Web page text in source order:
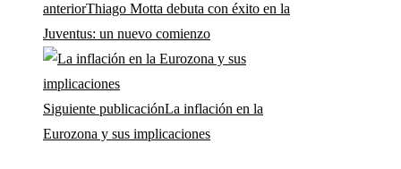
anteriorThiago Motta debuta con éxito en la
Juventus: un nuevo comienzo
Siguiente publicaciónLa inflación en la
Eurozona y sus implicaciones